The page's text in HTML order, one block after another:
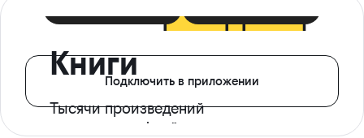
Книги
Тысячи произведений
с доступом офлайн
Подключить в приложении